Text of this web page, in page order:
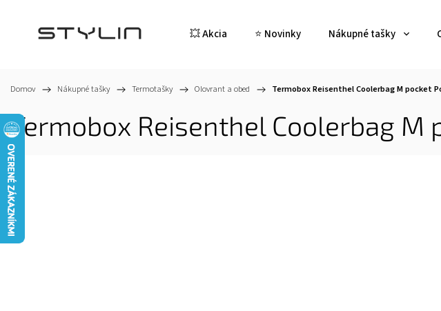
💥 Akcia ⭐ Novinky Nákupné tašky
Domov / Nákupné tašky / Termotašky / Olovrant a obed / Termobox Reisenthel Coolerbag M pocket
Termobox Reisenthel Coolerbag M